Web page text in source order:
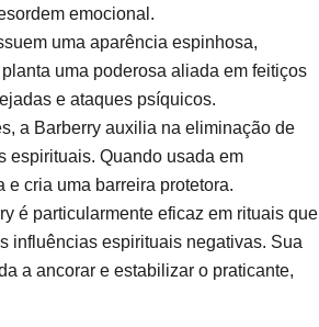
emocional.
uma aparência espinhosa,
uma poderosa aliada em feitiços
e ataques psíquicos.
a Barberry auxilia na eliminação de
espirituais. Quando usada em
cria uma barreira protetora.
é particularmente eficaz em rituais que
influências espirituais negativas. Sua
a ancorar e estabilizar o praticante,